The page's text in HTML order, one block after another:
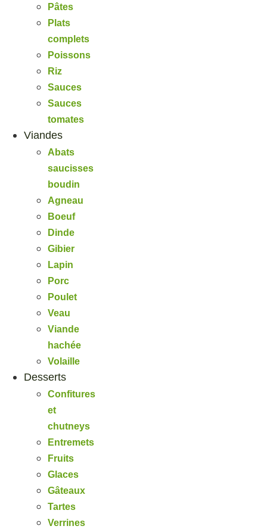
Pâtes
Plats
complets
Poissons
Riz
Sauces
Sauces
tomates
Viandes
Abats
saucisses
boudin
Agneau
Boeuf
Dinde
Gibier
Lapin
Porc
Poulet
Veau
Viande
hachée
Volaille
Desserts
Confitures
et
chutneys
Entremets
Fruits
Glaces
Gâteaux
Tartes
Verrines